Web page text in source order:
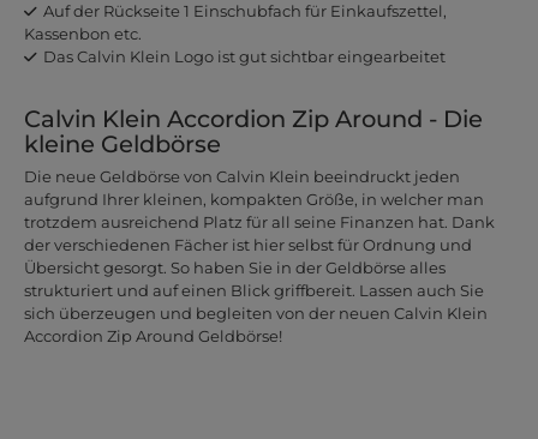
Auf der Rückseite 1 Einschubfach für Einkaufszettel,
Kassenbon etc.
Das Calvin Klein Logo ist gut sichtbar eingearbeitet
Calvin Klein Accordion Zip Around - Die
kleine Geldbörse
Die neue Geldbörse von Calvin Klein beeindruckt jeden
aufgrund Ihrer kleinen, kompakten Größe, in welcher man
trotzdem ausreichend Platz für all seine Finanzen hat. Dank
der verschiedenen Fächer ist hier selbst für Ordnung und
Übersicht gesorgt. So haben Sie in der Geldbörse alles
strukturiert und auf einen Blick griffbereit. Lassen auch Sie
sich überzeugen und begleiten von der neuen Calvin Klein
Accordion Zip Around Geldbörse!